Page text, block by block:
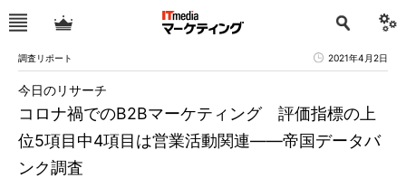
調査リポート 2021年4月2日
コロナ禍でのB2Bマーケティング 評価指標の上
位5項目中4項目は営業活動関連――帝国データバ
ンク調査
今日のリサーチ